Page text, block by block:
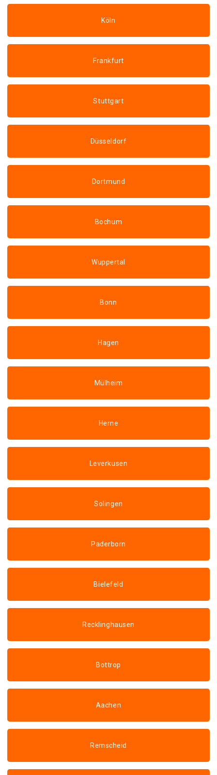
Köln
Frankfurt
Stuttgart
Düsseldorf
Dortmund
Bochum
Wuppertal
Bonn
Hagen
Mülheim
Herne
Leverkusen
Solingen
Paderborn
Bielefeld
Recklinghausen
Bottrop
Aachen
Remscheid